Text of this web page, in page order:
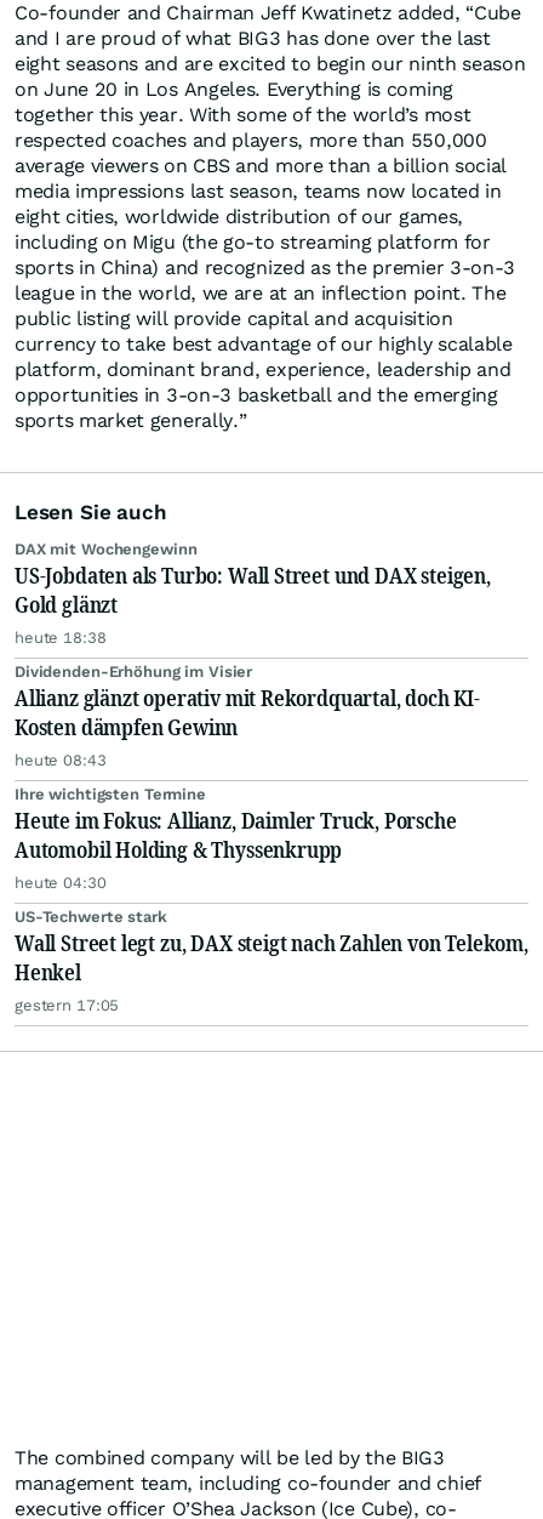
Co-founder and Chairman Jeff Kwatinetz added, “Cube
and I are proud of what BIG3 has done over the last
eight seasons and are excited to begin our ninth season
on June 20 in Los Angeles. Everything is coming
together this year. With some of the world’s most
respected coaches and players, more than 550,000
average viewers on CBS and more than a billion social
media impressions last season, teams now located in
eight cities, worldwide distribution of our games,
including on Migu (the go-to streaming platform for
sports in China) and recognized as the premier 3-on-3
league in the world, we are at an inflection point. The
public listing will provide capital and acquisition
currency to take best advantage of our highly scalable
platform, dominant brand, experience, leadership and
opportunities in 3-on-3 basketball and the emerging
sports market generally.”
Lesen Sie auch
DAX mit Wochengewinn
US-Jobdaten als Turbo: Wall Street und DAX steigen,
Gold glänzt
heute 18:38
Dividenden-Erhöhung im Visier
Allianz glänzt operativ mit Rekordquartal, doch KI-
Kosten dämpfen Gewinn
heute 08:43
Ihre wichtigsten Termine
Heute im Fokus: Allianz, Daimler Truck, Porsche
Automobil Holding & Thyssenkrupp
heute 04:30
US-Techwerte stark
Wall Street legt zu, DAX steigt nach Zahlen von Telekom,
Henkel
gestern 17:05
The combined company will be led by the BIG3
management team, including co-founder and chief
executive officer O’Shea Jackson (Ice Cube), co-